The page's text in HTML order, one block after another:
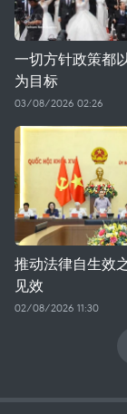
一切方针政策都
为目标
03/08/2026 02:26
推动法律自生效
见效
02/08/2026 11:30